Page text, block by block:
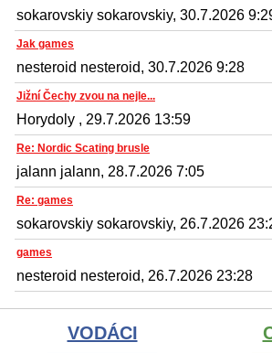
sokarovskiy sokarovskiy, 30.7.2026
Jak games
nesteroid nesteroid, 30.7.2026 9:28
Jižní Čechy zvou na nejle...
Horydoly , 29.7.2026 13:59
Re: Nordic Scating brusle
jalann jalann, 28.7.2026 7:05
Re: games
sokarovskiy sokarovskiy, 26.7.2026
games
nesteroid nesteroid, 26.7.2026 23:28
VODÁCI